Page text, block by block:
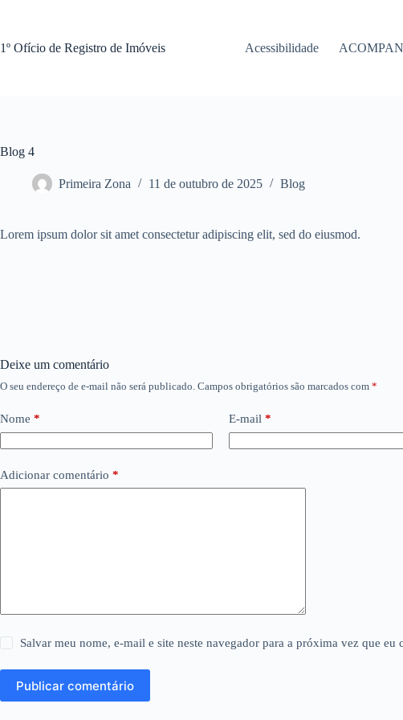
conteúdo
1º Ofício de Registro de Imóveis Acessibilidade
Blog 4
Primeira Zona 11 de outubro de 2025 Blog
Lorem ipsum dolor sit amet consectetur adipiscing elit, sed do eiusmod.
Deixe um comentário
O seu endereço de e-mail não será publicado. Campos obrigatórios são marcados com *
Nome * E-mail *
Adicionar comentário *
Salvar meu nome, e-mail e site neste navegador para a próxima vez que eu
Publicar comentário